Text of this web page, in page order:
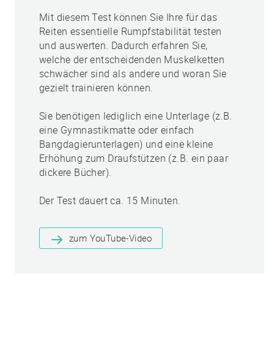
Mit diesem Test können Sie Ihre für das
Reiten essentielle Rumpfstabilität testen
und auswerten. Dadurch erfahren Sie,
welche der entscheidenden Muskelketten
schwächer sind als andere und woran Sie
gezielt trainieren können.
Sie benötigen lediglich eine Unterlage (z.B.
eine Gymnastikmatte oder einfach
Bangdagierunterlagen) und eine kleine
Erhöhung zum Draufstützen (z.B. ein paar
dickere Bücher).
Der Test dauert ca. 15 Minuten.
zum YouTube-Video